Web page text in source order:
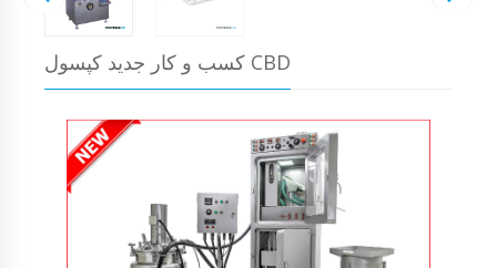
کسب و کار جدید کپسول CBD